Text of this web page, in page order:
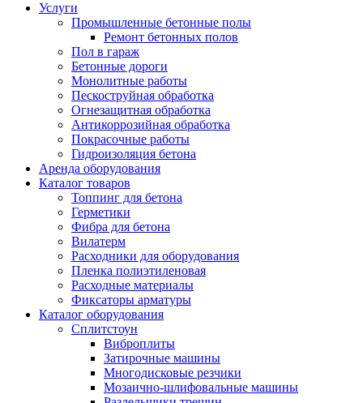
Услуги
Промышленные бетонные полы
Ремонт бетонных полов
Пол в гараж
Бетонные дороги
Монолитные работы
Пескоструйная обработка
Огнезащитная обработка
Антикоррозийная обработка
Покрасочные работы
Гидроизоляция бетона
Аренда оборудования
Каталог товаров
Топпинг для бетона
Герметики
Фибра для бетона
Вилатерм
Расходники для оборудования
Пленка полиэтиленовая
Расходные материалы
Фиксаторы арматуры
Каталог оборудования
Сплитстоун
Виброплиты
Затирочные машины
Многодисковые резчики
Мозаично-шлифовальные машины